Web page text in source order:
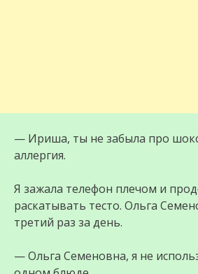
— Ириша, ты не забыла про
аллергия.
Я зажала телефон плечом и
раскатывать тесто. Ольга
третий раз за день.
— Ольга Семеновна, я не